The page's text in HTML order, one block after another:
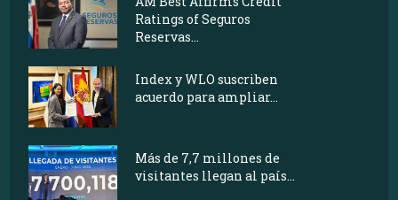
Ratings of Seguros
Reservas...
Index y WLO suscriben
acuerdo para ampliar...
Más de 7,7 millones de
visitantes llegan al país...